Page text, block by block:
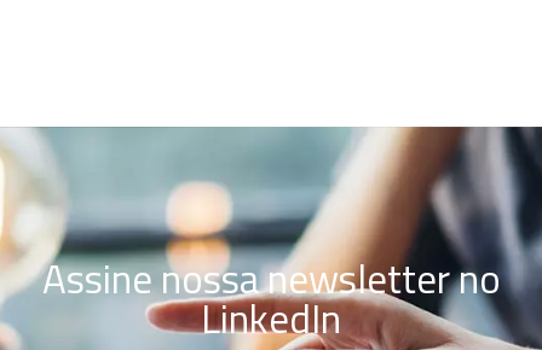
Assine nossa newsletter no
LinkedIn